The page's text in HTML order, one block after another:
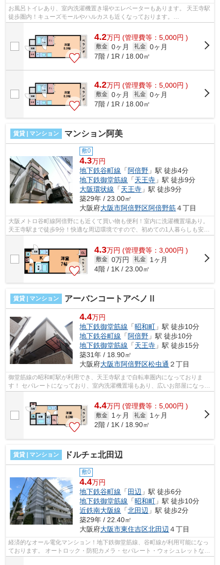
お風呂トイレあり、室内洗濯機置き場やエレベーターもあります。 天王寺駅
徒歩圏内！キューズモールやハルカスも近くなっております。
4.2万円 (管理費等：5,000円 )
敷金 0ヶ月 礼金 0ヶ月
7階 / 1R / 18.00㎡
4.2万円 (管理費等：5,000円 )
敷金 0ヶ月 礼金 0ヶ月
7階 / 1R / 18.00㎡
賃貸 | マンション マンション阿美
敷0
4.3万円
地下鉄谷町線 「 阿倍野 」駅 徒歩4分
地下鉄御堂筋線 「天王寺 」駅 徒歩9分
大阪環状線 「天王寺 」駅 徒歩9分
築29年 / 23.00㎡
大阪府大阪市阿倍野区阿倍野筋４丁目
大阪メトロ谷町線阿倍野にも近くて買い物も便利！室内に洗濯機置場あり。
天王寺駅まで徒歩9分！快適な周辺環境ですので、初めての1人暮らしも安心
4.3万円 (管理費等：3,000円 )
敷金 0万円 礼金
1ヶ月
4階 / 1K / 23.00㎡
賃貸 | マンション アーバンコートアベノⅡ
4.4万円
地下鉄御堂筋線 「昭和町 」駅 徒歩10分
地下鉄谷町線 「 阿倍野 」駅 徒歩10分
地下鉄御堂筋線 「天王寺 」駅 徒歩15分
築31年 / 18.90㎡
大阪府大阪市阿倍野区松虫通 ２丁目
御堂筋線の昭和町駅が利用でき、天王寺駅まで自転車圏内になっておりま
す！ セパレートになっており、室内洗濯機置場もあり、広いお部屋になって
おります！ ■□■□■□■□■□■□■□■□■□■□■□■...
4.4万円 (管理費等：5,000円 )
敷金 1ヶ月 礼金
1ヶ月
2階 / 1K / 18.90㎡
賃貸 | マンション ドルチェ北田辺
敷0
4.4万円
地下鉄谷町線 「 田辺 」駅 徒歩6分
地下鉄御堂筋線 「昭和町 」駅 徒歩10分
近鉄南大阪線 「北田辺 」駅 徒歩2分
築29年 / 22.40㎡
大阪府大阪市東住吉区北田辺 ４丁目
経済的なオール電化マンション！地下鉄御堂筋線、谷町線が利用可能になっ
ております。 オートロック・防犯カメラ・セパレート・ウォシュレットなど
など付いてて嬉しい設備も充実して...